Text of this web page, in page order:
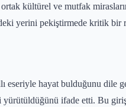
kültürel ve mutfak
yerini pekiştirmede kritik bir
eseriyle hayat bulduğunu dile
yürütüldüğünü ifade etti. Bu